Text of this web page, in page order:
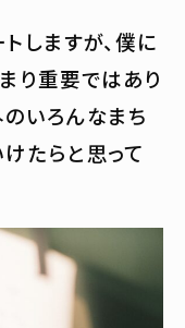
しますが、僕に
り重要ではあり
いろんなまち
たらと思って